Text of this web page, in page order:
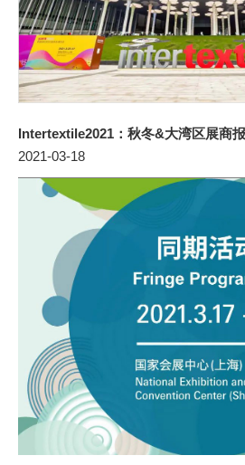
Intertextile2021：秋冬&大湾区展商
2021-03-18